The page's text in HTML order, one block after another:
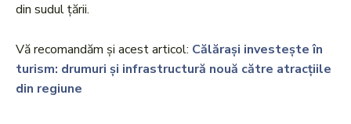
din sudul țării.
Vă recomandăm și acest articol: Călărași investește în
turism: drumuri și infrastructură nouă către atracțiile
din regiune